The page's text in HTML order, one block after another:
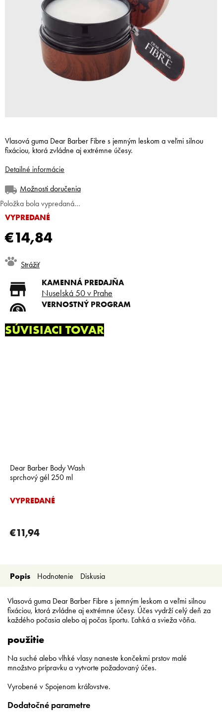
€14,84
Jednotková
cena:
VYPREDANÉ
Možnosti doručenia
Položka bola vypredaná…
Vlasová guma Dear Barber Fibre s jemným leskom a veľmi silnou
fixáciou, ktorá zvládne aj extrémne účesy.
Detailné informácie
Strážiť
KAMENNÁ PREDAJŇA
Nuselská 50 v Prahe
VERNOSTNÝ PROGRAM
DOPRAVA ZADARMO
Doprava zadarmo od 80 €
SÚVISIACI TOVAR
Dear Barber Body Wash
sprchový gél 250 ml
VYPREDANÉ
€11,94
Popis Hodnotenie Diskusia
Vlasová guma Dear Barber Fibre s jemným leskom a veľmi silnou
fixáciou, ktorá zvládne aj extrémne účesy. Účes vydrží celý deň za
každého počasia alebo aj počas športu. Ľahká a svieža vôňa.
použitie
Na suché alebo vlhké vlasy naneste končekmi prstov malé
množstvo prípravku a vytvorte požadovaný účes.
Vyrobené v Spojenom kráľovstve.
Dodatočné parametre